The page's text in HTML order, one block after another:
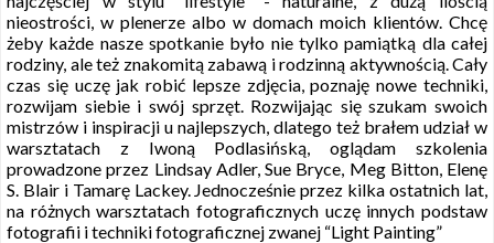
nieostrości, w plenerze albo w domach moich klientów. Chcę
żeby każde nasze spotkanie było nie tylko pamiątką dla całej
rodziny, ale też znakomitą zabawą i rodzinną aktywnością. Cały
czas się uczę jak robić lepsze zdjęcia, poznaję nowe techniki,
rozwijam siebie i swój sprzęt. Rozwijając się szukam swoich
mistrzów i inspiracji u najlepszych, dlatego też brałem udział w
warsztatach z Iwoną Podlasińską, oglądam szkolenia
prowadzone przez Lindsay Adler, Sue Bryce, Meg Bitton, Elenę
S. Blair i Tamarę Lackey. Jednocześnie przez kilka ostatnich lat,
na różnych warsztatach fotograficznych uczę innych podstaw
fotografii i techniki fotograficznej zwanej “Light Painting”